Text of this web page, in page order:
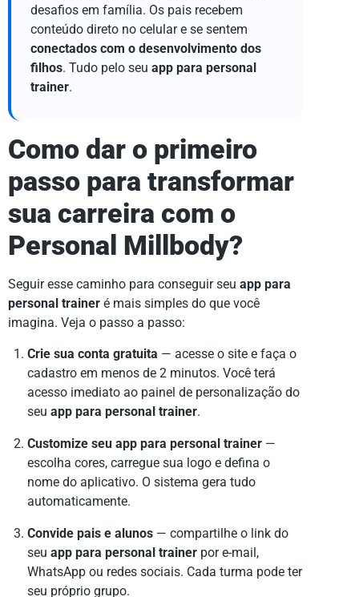
desafios em família. Os pais recebem
conteúdo direto no celular e se sentem
conectados com o desenvolvimento dos
filhos. Tudo pelo seu app para personal
trainer.
Como dar o primeiro
passo para transformar
sua carreira com o
Personal Millbody?
Seguir esse caminho para conseguir seu app para
personal trainer é mais simples do que você
imagina. Veja o passo a passo:
Crie sua conta gratuita — acesse o site e faça o
cadastro em menos de 2 minutos. Você terá
acesso imediato ao painel de personalização do
seu app para personal trainer.
Customize seu app para personal trainer —
escolha cores, carregue sua logo e defina o
nome do aplicativo. O sistema gera tudo
automaticamente.
Convide pais e alunos — compartilhe o link do
seu app para personal trainer por e-mail,
WhatsApp ou redes sociais. Cada turma pode ter
seu próprio grupo.